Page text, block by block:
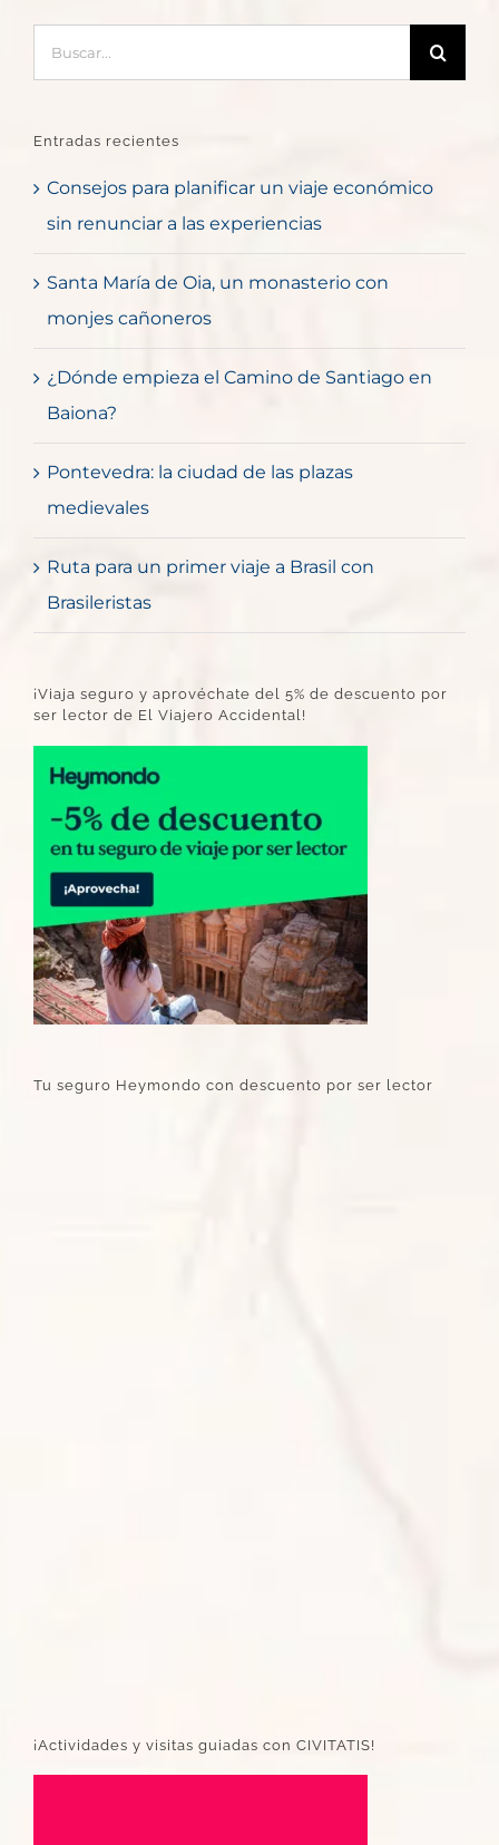
Entradas recientes
Consejos para planificar un viaje económico
sin renunciar a las experiencias
Santa María de Oia, un monasterio con
monjes cañoneros
¿Dónde empieza el Camino de Santiago en
Baiona?
Pontevedra: la ciudad de las plazas
medievales
Ruta para un primer viaje a Brasil con
Brasileristas
¡Viaja seguro y aprovéchate del 5% de descuento por
ser lector de El Viajero Accidental!
Tu seguro Heymondo con descuento por ser lector
¡Actividades y visitas guiadas con CIVITATIS!